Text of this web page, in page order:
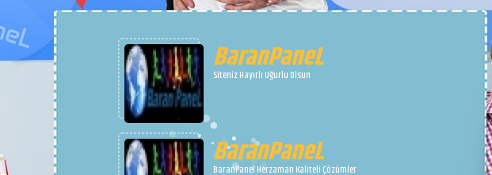
İsYanN
Senin aşkını dağlara yazacaktım ama
aşkımdan daha büyük bir dağ bulamadım.
İsYanN
Yüreğini sevdim cancağazım, daha sözüm
yok..